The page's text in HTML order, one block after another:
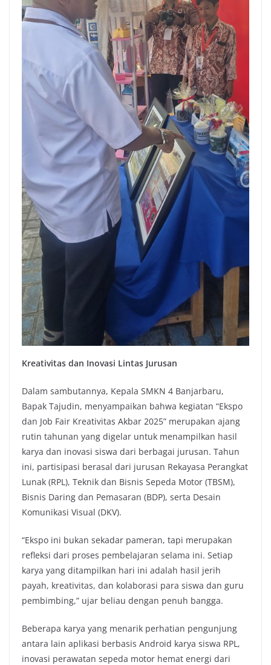
Kreativitas dan Inovasi Lintas Jurusan
Dalam sambutannya, Kepala SMKN 4 Banjarbaru,
Bapak Tajudin, menyampaikan bahwa kegiatan “Ekspo
dan Job Fair Kreativitas Akbar 2025” merupakan ajang
rutin tahunan yang digelar untuk menampilkan hasil
karya dan inovasi siswa dari berbagai jurusan. Tahun
ini, partisipasi berasal dari jurusan Rekayasa Perangkat
Lunak (RPL), Teknik dan Bisnis Sepeda Motor (TBSM),
Bisnis Daring dan Pemasaran (BDP), serta Desain
Komunikasi Visual (DKV).
“Ekspo ini bukan sekadar pameran, tapi merupakan
refleksi dari proses pembelajaran selama ini. Setiap
karya yang ditampilkan hari ini adalah hasil jerih
payah, kreativitas, dan kolaborasi para siswa dan guru
pembimbing,” ujar beliau dengan penuh bangga.
Beberapa karya yang menarik perhatian pengunjung
antara lain aplikasi berbasis Android karya siswa RPL,
inovasi perawatan sepeda motor hemat energi dari